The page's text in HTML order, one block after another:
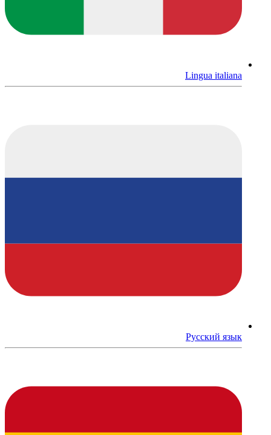
Lingua italiana
Русский язык